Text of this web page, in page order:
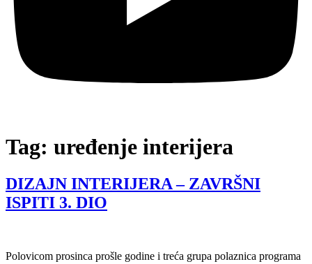
Tag: uređenje interijera
DIZAJN INTERIJERA – ZAVRŠNI
ISPITI 3. DIO
Polovicom prosinca prošle godine i treća grupa polaznica programa